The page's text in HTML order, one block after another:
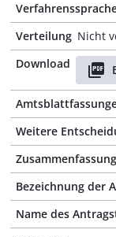
Verteilung Nicht
Download
Weitere
Bezeichnung der
Name des